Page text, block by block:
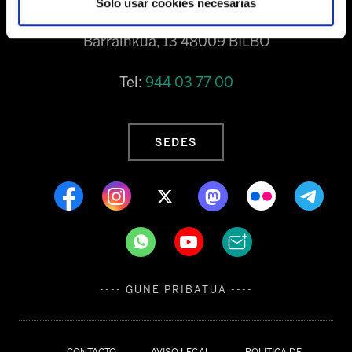
Solo usar cookies necesarias
Barrainkua, 13 48009 BILBO
Tel: 944 03 77 00
SEDES
---- GUNE PRIBATUA ----